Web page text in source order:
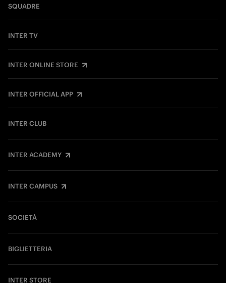
SQUADRE
INTER TV
INTER ONLINE STORE
INTER OFFICIAL APP
INTER CLUB
INTER ACADEMY
INTER CAMPUS
SOCIETÀ
BIGLIETTERIA
INTER STORE